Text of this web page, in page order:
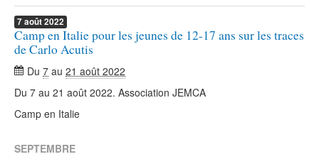
7août2022
Camp en Italie pour les jeunes de 12-17 ans sur les traces
de Carlo Acutis
Du 7 au 21 août 2022
Du 7 au 21 août 2022. Association JEMCA
Camp en Italie
SEPTEMBRE